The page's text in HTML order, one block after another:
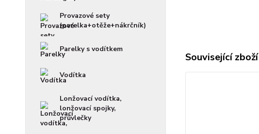
Provazové sety
(parelka+otěže+nákrčník)
Parelky s vodítkem
Vodítka
Lonžovací vodítka,
lonžovací spojky,
průvlečky
Související zboží